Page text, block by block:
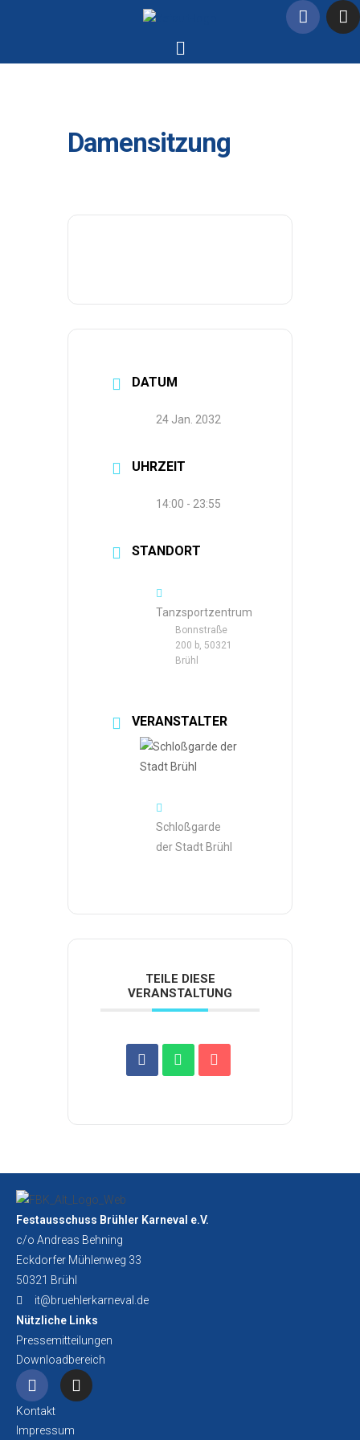
Damensitzung
DATUM
24 Jan. 2032
UHRZEIT
14:00 - 23:55
STANDORT
Tanzsportzentrum
Bonnstraße
200 b, 50321
Brühl
VERANSTALTER
Schloßgarde
der Stadt Brühl
TEILE DIESE
VERANSTALTUNG
Festausschuss Brühler Karneval e.V.
c/o Andreas Behning
Eckdorfer Mühlenweg 33
50321 Brühl
it@bruehlerkarneval.de
Nützliche Links
Pressemitteilungen
Downloadbereich
Kontakt
Impressum